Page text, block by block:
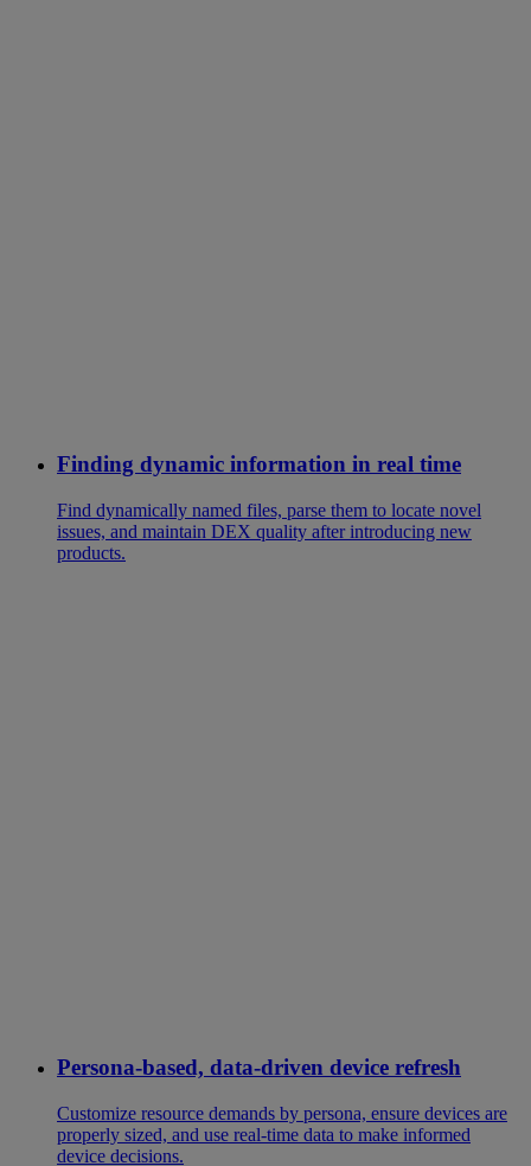
Finding dynamic information in real time
Find dynamically named files, parse them to locate novel
issues, and maintain DEX quality after introducing new
products.
Persona-based, data-driven device refresh
Customize resource demands by persona, ensure devices are
properly sized, and use real-time data to make informed
device decisions.